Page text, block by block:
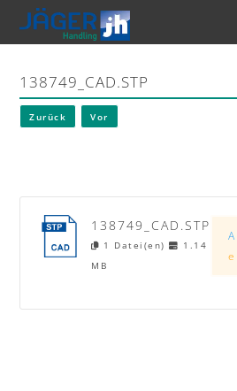
138749_CAD.STP
Zurück Vor
138749_CAD.STP
1 Datei(en)
1.14
MB